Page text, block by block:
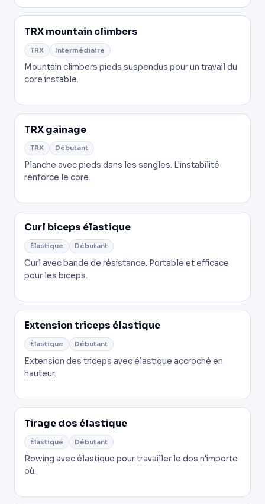
TRX mountain climbers
TRX Intermédiaire
Mountain climbers pieds suspendus pour un travail du
core instable.
TRX gainage
TRX Débutant
Planche avec pieds dans les sangles. L'instabilité
renforce le core.
Curl biceps élastique
Élastique Débutant
Curl avec bande de résistance. Portable et efficace
pour les biceps.
Extension triceps élastique
Élastique Débutant
Extension des triceps avec élastique accroché en
hauteur.
Tirage dos élastique
Élastique Débutant
Rowing avec élastique pour travailler le dos n'importe
où.